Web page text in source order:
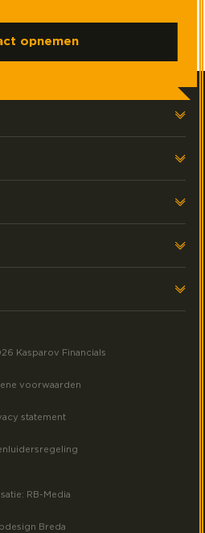
opnemen
Kasparov Financials
voorwaarden
statement
RB-Media
Breda